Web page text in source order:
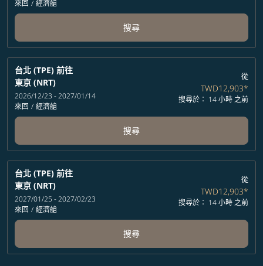
來回 / 經濟艙
搜尋
台北 (TPE) 前往
東京 (NRT)
2026/12/23 - 2027/01/14
來回 / 經濟艙
從
TWD12,903*
搜尋於： 14 小時 之前
搜尋
台北 (TPE) 前往
東京 (NRT)
2027/01/25 - 2027/02/23
來回 / 經濟艙
從
TWD12,903*
搜尋於： 14 小時 之前
搜尋